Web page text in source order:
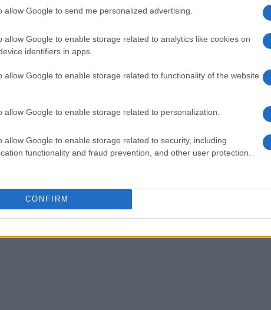
allow Google to send me personalized advertising.
allow Google to enable storage related to analytics like cookies on
identifiers in apps.
allow Google to enable storage related to functionality of the website
allow Google to enable storage related to personalization.
allow Google to enable storage related to security, including
functionality and fraud prevention, and other user protection.
CONFIRM
Analytics y Facebook Insights permiten a los
como las oportunidades de conversión.
de su comportamiento en línea puede
y, en consecuencia, aumentar tuCTR. ¿Te
en tus propias estrategias?
digital data-driven
, es esencial
en Google, he aprendido que definir los
es fundamental. Algunos de los KPI
on Ad Spend), el costo por adquisición